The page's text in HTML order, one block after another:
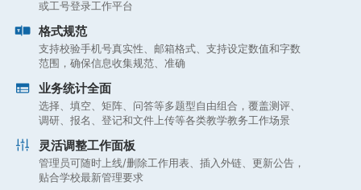
或工号登录工作平台
格式规范
支持校验手机号真实性、邮箱格式、支持设定数值和字数
范围，确保信息收集规范、准确
业务统计全面
选择、填空、矩阵、问答等多题型自由组合，覆盖测评、
调研、报名、登记和文件上传等各类教学教务工作场景
灵活调整工作面板
管理员可随时上线/删除工作用表、插入外链、更新公告，
贴合学校最新管理要求